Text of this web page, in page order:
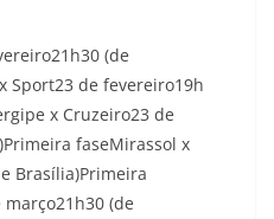
(de
Sport23 de fevereiro19h
x Cruzeiro23 de
faseMirassol x
Brasília)Primeira
(de